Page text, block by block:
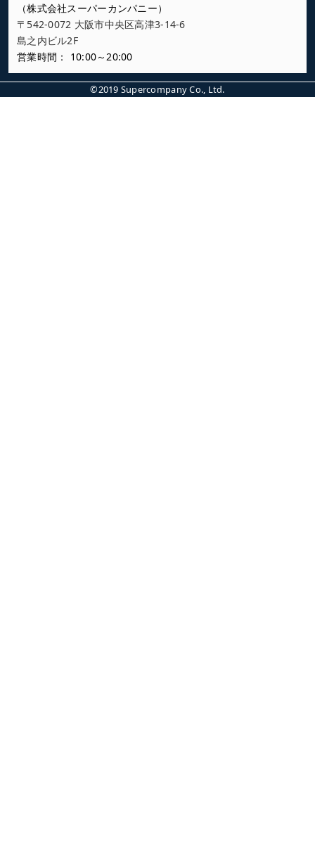
（株式会社スーパーカンパニー）
〒542-0072 大阪市中央区高津3-14-6
島之内ビル2F
営業時間： 10:00～20:00
©2019 Supercompany Co., Ltd.